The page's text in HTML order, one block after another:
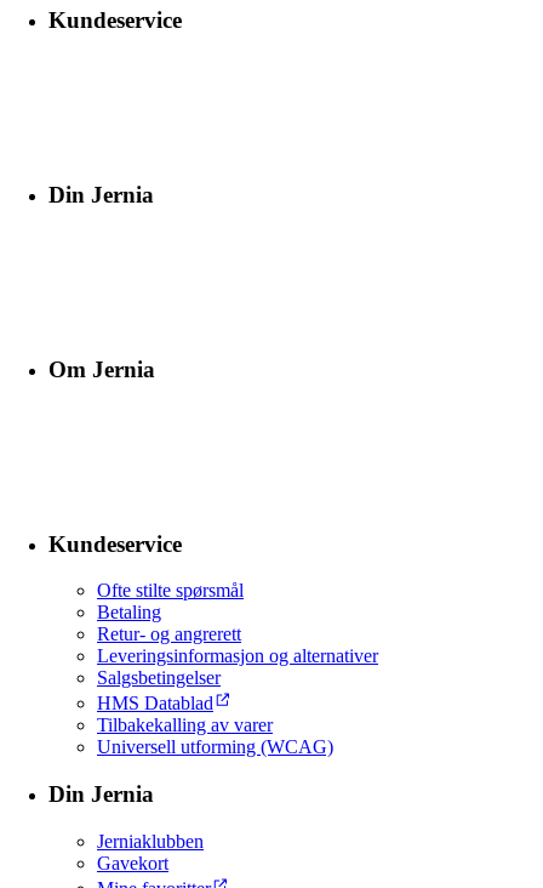
Kundeservice
Din Jernia
Om Jernia
Kundeservice
Ofte stilte spørsmål
Betaling
Retur- og angrerett
Leveringsinformasjon og alternativer
Salgsbetingelser
HMS Datablad
Tilbakekalling av varer
Universell utforming (WCAG)
Din Jernia
Jerniaklubben
Gavekort